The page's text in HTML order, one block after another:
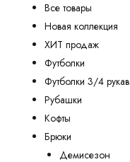
Все товары
Новая коллекция
ХИТ продаж
Футболки
Футболки 3/4 рукав
Рубашки
Кофты
Брюки
Демисезон